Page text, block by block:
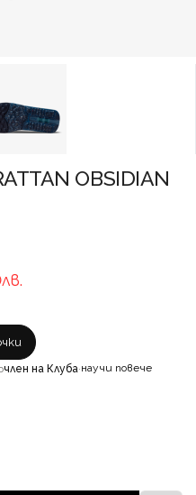
OBSIDIAN
член на Клуба·научи повече